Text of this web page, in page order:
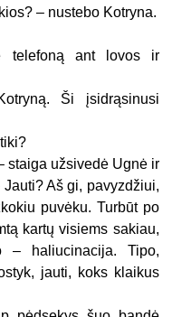
– nustebo Kotryna.
telefoną ant lovos ir
Ši įsidrąsinusi
staiga užsivedė Ugnė ir
Aš gi, pavyzdžiui,
puvėku. Turbūt po
kartų visiems sakiau,
– haliucinacija. Tipo,
jauti, koks klaikus